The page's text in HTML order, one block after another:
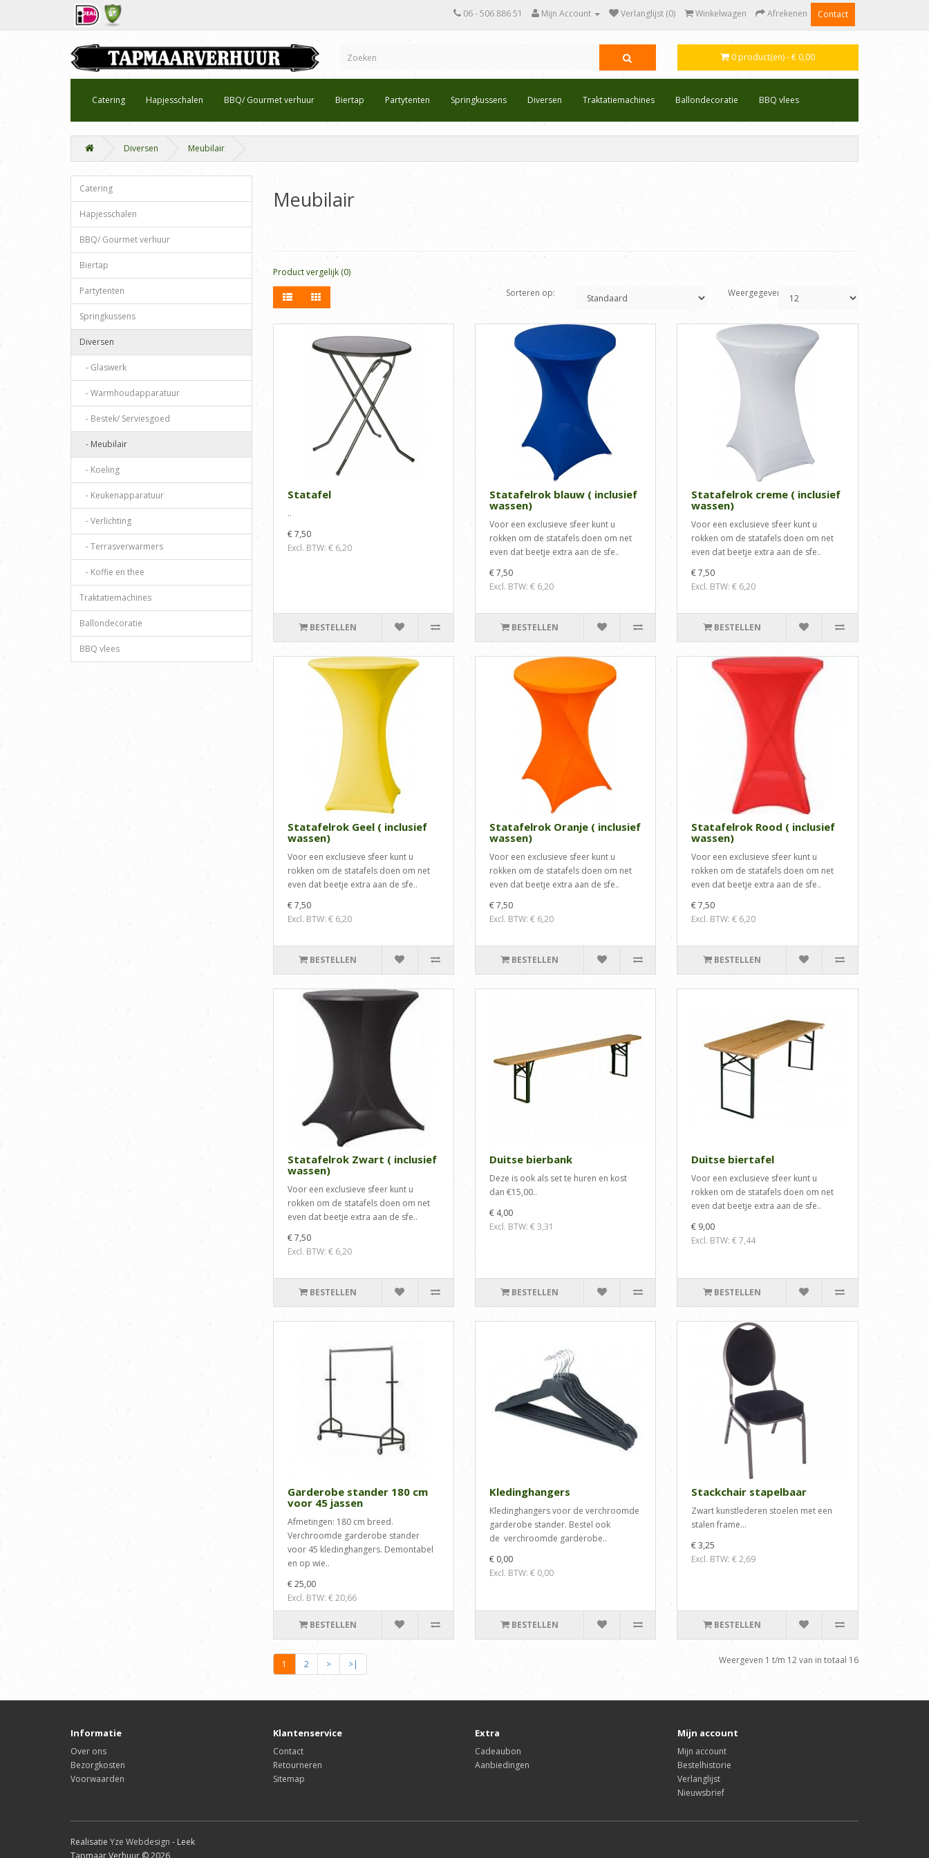
Contact
06 - 506 886 51 Mijn Account Verlanglijst (0) Winkelwagen Afrekenen
0 product(en) - € 0,00
Catering Hapjesschalen BBQ/ Gourmet verhuur Biertap Partytenten Springkussens Diversen Traktatiemachines Ballondecoratie BBQ vlees
Diversen Meubilair
Catering
Hapjesschalen
BBQ/ Gourmet verhuur
Biertap
Partytenten
Springkussens
Diversen
- Glaswerk
- Warmhoudapparatuur
- Bestek/ Serviesgoed
- Meubilair
- Koeling
- Keukenapparatuur
- Verlichting
- Terrasverwarmers
- Koffie en thee
Traktatiemachines
Ballondecoratie
BBQ vlees
Meubilair
Product vergelijk (0)
Sorteren op:
Weergegeven:
Statafel
..
€ 7,50
Excl. BTW: € 6,20
BESTELLEN
Statafelrok blauw ( inclusief
wassen)
Voor een exclusieve sfeer kunt u
rokken om de statafels doen om net
even dat beetje extra aan de sfe..
€ 7,50
Excl. BTW: € 6,20
BESTELLEN
Statafelrok creme ( inclusief
wassen)
Voor een exclusieve sfeer kunt u
rokken om de statafels doen om net
even dat beetje extra aan de sfe..
€ 7,50
Excl. BTW: € 6,20
BESTELLEN
Statafelrok Geel ( inclusief
wassen)
Voor een exclusieve sfeer kunt u
rokken om de statafels doen om net
even dat beetje extra aan de sfe..
€ 7,50
Excl. BTW: € 6,20
BESTELLEN
Statafelrok Oranje ( inclusief
wassen)
Voor een exclusieve sfeer kunt u
rokken om de statafels doen om net
even dat beetje extra aan de sfe..
€ 7,50
Excl. BTW: € 6,20
BESTELLEN
Statafelrok Rood ( inclusief
wassen)
Voor een exclusieve sfeer kunt u
rokken om de statafels doen om net
even dat beetje extra aan de sfe..
€ 7,50
Excl. BTW: € 6,20
BESTELLEN
Statafelrok Zwart ( inclusief
wassen)
Voor een exclusieve sfeer kunt u
rokken om de statafels doen om net
even dat beetje extra aan de sfe..
€ 7,50
Excl. BTW: € 6,20
BESTELLEN
Duitse bierbank
Deze is ook als set te huren en kost
dan €15,00..
€ 4,00
Excl. BTW: € 3,31
BESTELLEN
Duitse biertafel
Voor een exclusieve sfeer kunt u
rokken om de statafels doen om net
even dat beetje extra aan de sfe..
€ 9,00
Excl. BTW: € 7,44
BESTELLEN
Garderobe stander 180 cm
voor 45 jassen
Afmetingen: 180 cm breed.
Verchroomde garderobe stander
voor 45 kledinghangers. Demontabel
en op wie..
€ 25,00
Excl. BTW: € 20,66
BESTELLEN
Kledinghangers
Kledinghangers voor de verchroomde
garderobe stander. Bestel ook
de verchroomde garderobe..
€ 0,00
Excl. BTW: € 0,00
BESTELLEN
Stackchair stapelbaar
Zwart kunstlederen stoelen met een
stalen frame...
€ 3,25
Excl. BTW: € 2,69
BESTELLEN
1 2 > >| Weergeven 1 t/m 12 van in totaal 16
Informatie
Over ons
Bezorgkosten
Voorwaarden
Klantenservice
Contact
Retourneren
Sitemap
Extra
Cadeaubon
Aanbiedingen
Mijn account
Mijn account
Bestelhistorie
Verlanglijst
Nieuwsbrief
Realisatie Yze Webdesign - Leek
Tapmaar Verhuur © 2026